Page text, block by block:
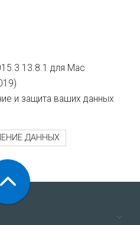
13.8.1 для Mac
и защита ваших данных
ДАННЫХ